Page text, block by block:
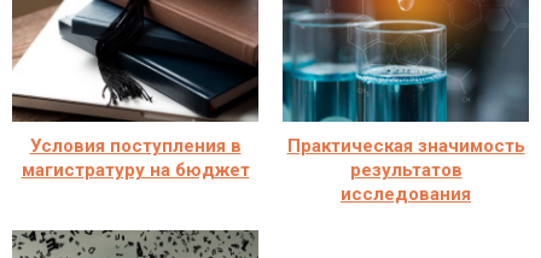
Условия поступления в
магистратуру на бюджет
Практическая значимость
результатов
исследования